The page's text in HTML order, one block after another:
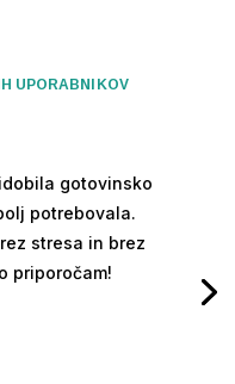
UPORABNIKOV
gotovinsko
potrebovala.
stresa in brez
priporočam!